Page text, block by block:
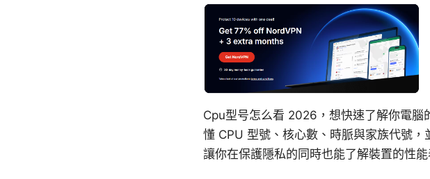
Cpu型号怎么看 2026，想快速了解你電腦
懂 CPU 型號、核心數、時脈與家族代號
讓你在保護隱私的同時也能了解裝置的性